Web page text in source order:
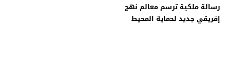
رسالة ملكية ترسم معالم نهج
إفريقي جديد لحماية المحيط